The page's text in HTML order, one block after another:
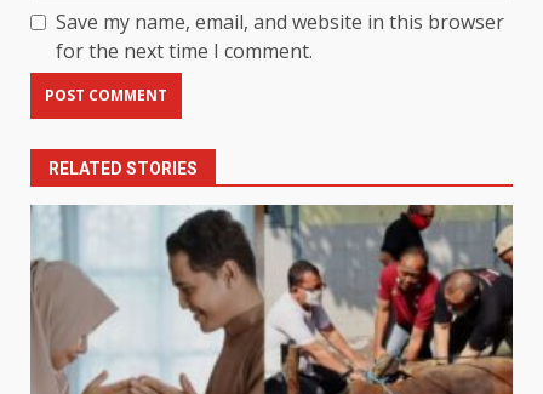
Save my name, email, and website in this browser
for the next time I comment.
RELATED STORIES